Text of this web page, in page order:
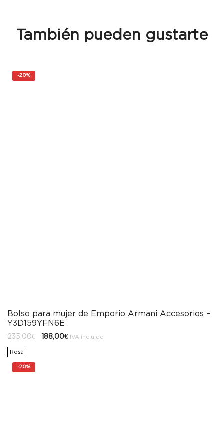
También pueden gustarte
-20%
Bolso para mujer de Emporio Armani Accesorios –
Y3D159YFN6E
235,00€
El
precio
188,00€ElIVA incluido
Rosa
-20%